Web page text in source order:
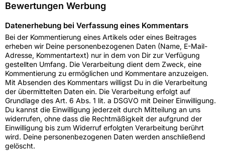
Bewertungen Werbung
Datenerhebung bei Verfassung eines Kommentars
Bei der Kommentierung eines Artikels oder eines Beitrages
erheben wir Deine personenbezogenen Daten (Name, E-Mail-
Adresse, Kommentartext) nur in dem von Dir zur Verfügung
gestellten Umfang. Die Verarbeitung dient dem Zweck, eine
Kommentierung zu ermöglichen und Kommentare anzuzeigen.
Mit Absenden des Kommentars willigst Du in die Verarbeitung
der übermittelten Daten ein. Die Verarbeitung erfolgt auf
Grundlage des Art. 6 Abs. 1 lit. a DSGVO mit Deiner Einwilligung.
Du kannst die Einwilligung jederzeit durch Mitteilung an uns
widerrufen, ohne dass die Rechtmäßigkeit der aufgrund der
Einwilligung bis zum Widerruf erfolgten Verarbeitung berührt
wird. Deine personenbezogenen Daten werden anschließend
gelöscht.